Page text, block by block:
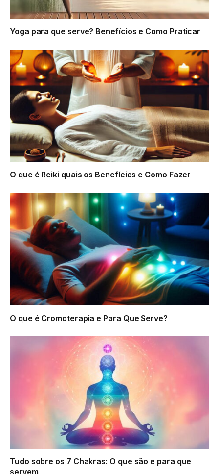
Yoga para que serve? Benefícios e Como Praticar
O que é Reiki quais os Benefícios e Como Fazer
O que é Cromoterapia e Para Que Serve?
Tudo sobre os 7 Chakras: O que são e para que
servem